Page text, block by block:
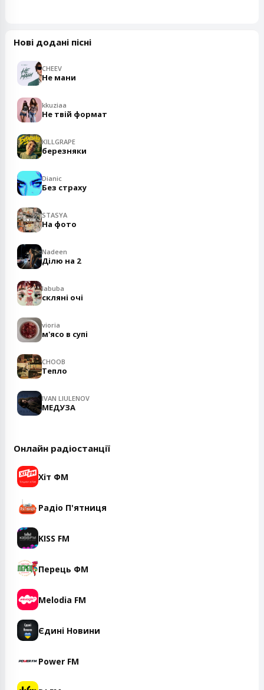
Нові додані пісні
CHEEV
Не мани
kkuziaa
Не твій формат
KILLGRAPE
березняки
Dianic
Без страху
STASYA
На фото
Nadeen
Ділю на 2
labuba
скляні очі
vioria
м'ясо в супі
CHOOB
Тепло
IVAN LIULENOV
МЕДУЗА
Онлайн радіостанції
Хіт ФМ
Радіо П'ятниця
KISS FM
Перець ФМ
Melodia FM
Єдині Новини
Power FM